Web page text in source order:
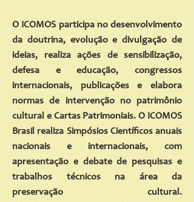
O ICOMOS participa no desenvolvimento
da doutrina, evolução e divulgação de
ideias, realiza ações de sensibilização,
defesa e educação, congressos
internacionais, publicações e elabora
normas de intervenção no patrimônio
cultural e Cartas Patrimoniais. O ICOMOS
Brasil realiza Simpósios Científicos anuais
nacionais e internacionais, com
apresentação e debate de pesquisas e
trabalhos técnicos na área da
preservação cultural.